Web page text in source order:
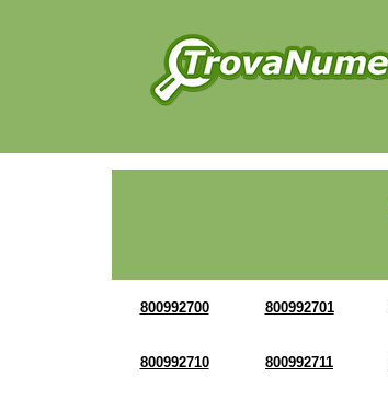
800992700 800992701
800992710 800992711